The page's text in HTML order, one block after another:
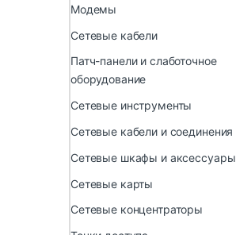
Модемы
Сетевые кабели
Патч-панели и слаботочное
оборудование
Сетевые инструменты
Сетевые кабели и соединения
Сетевые шкафы и аксессуары
Сетевые карты
Сетевые концентраторы